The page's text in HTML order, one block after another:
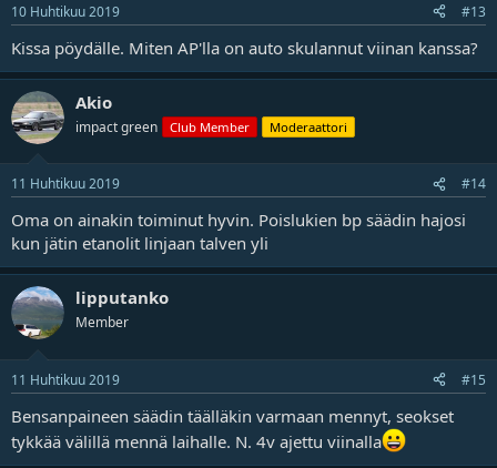
10 Huhtikuu 2019 #13
Kissa pöydälle. Miten AP'lla on auto skulannut viinan kanssa?
Akio
impact green Club Member Moderaattori
11 Huhtikuu 2019 #14
Oma on ainakin toiminut hyvin. Poislukien bp säädin hajosi
kun jätin etanolit linjaan talven yli
lipputanko
Member
11 Huhtikuu 2019 #15
Bensanpaineen säädin täälläkin varmaan mennyt, seokset
tykkää välillä mennä laihalle. N. 4v ajettu viinalla